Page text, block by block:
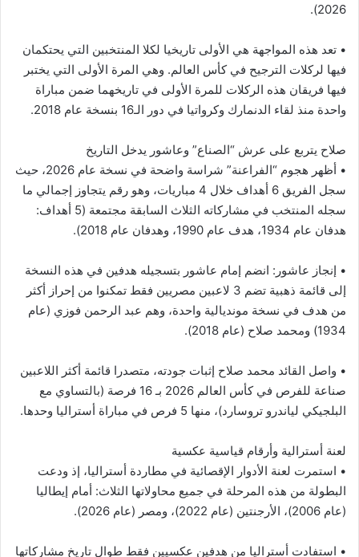
2026).
• تعد هذه المواجهة هي الأولى تاريخيا لكلا المنتخبين التي يحتكمان
فيها لركلات الترجيح في كأس العالم. وهي المرة الأولى التي يختبر
فيها فريقان هذه الركلات للمرة الأولى في تاريخهما ضمن مباراة
واحدة منذ لقاء الدنمارك وكرواتيا في دور الـ16 بنسخة عام 2018.
صلاح يتربع على عرش “الصناع” وعاشور يدخل التاريخ
• أظهر هجوم “الفراعنة” شراسة واضحة في نسخة عام 2026، حيث
سجل الفريق 6 أهداف خلال 4 مباريات، وهو رقم يتجاوز إجمالي ما
سجله المنتخب في مشاركاته الثلاث السابقة مجتمعة (5 أهداف:
هدفان عام 1934، هدف عام 1990، وهدفان عام 2018).
• إنجاز عاشور: انضم إمام عاشور بتسجيله هدفين في هذه النسخة
إلى قائمة ذهبية تضم 3 لاعبين مصريين فقط تمكنوا من إحراز أكثر
من هدف في نسخة مونديالية واحدة، وهم عبد الرحمن فوزي (عام
1934) ومحمد صلاح (عام 2018).
• واصل القائد محمد صلاح إثبات جودته، متصدرا قائمة أكثر اللاعبين
صناعة للفرص في كأس العالم 2026 بـ 16 فرصة (بالتساوي مع
البلجيكي لياندرو تروسارد)، منها 5 فرص في مباراة أستراليا وحدها.
لعنة أسترالية وأرقام قياسية عكسية
• استمرت لعنة الأدوار الإقصائية في مطاردة أستراليا، إذ ودعت
البطولة من هذه المرحلة في جميع محاولاتها الثلاث: أمام إيطاليا
(عام 2006)، الأرجنتين (عام 2022)، ومصر (عام 2026).
• استفادت أستراليا من هدفين عكسيين فقط طوال تاريخ مشاركاتها